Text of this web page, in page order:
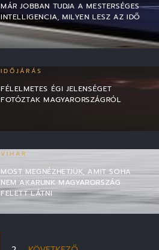
MÁR JOBBAN TUDJA A MESTERSÉGES
INTELLIGENCIA, MILYEN LESZ AZ IDŐ
IDŐJÁRÁS
FÉLELMETES ÉGI JELENSÉGET
FOTÓZTAK MAGYARORSZÁGRÓL
VIHAR
MOST MEGNÉZHETJÜK, AMIT SOHA
NEM AKARUNK MAGYARORSZÁG
FELETT LÁTNI